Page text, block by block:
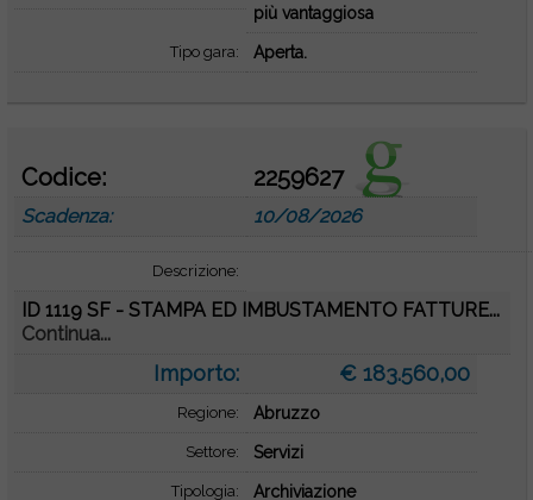
più vantaggiosa
Tipo gara: Aperta.
Codice: 2259627
Scadenza: 10/08/2026
Descrizione:
ID 1119 SF - STAMPA ED IMBUSTAMENTO FATTURE...
Continua...
Importo: € 183.560,00
Regione: Abruzzo
Settore: Servizi
Tipologia: Archiviazione